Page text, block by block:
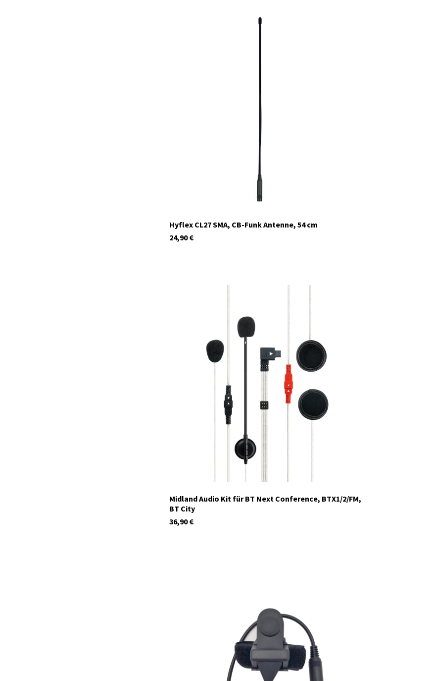
nur noch wenige Artikel verfügbar
Hyflex CL27 SMA, CB-Funk Antenne, 54 cm
€
24,90
Midland Audio Kit für BT Next Conference, BTX1/2/FM,
BT City
€
36,90